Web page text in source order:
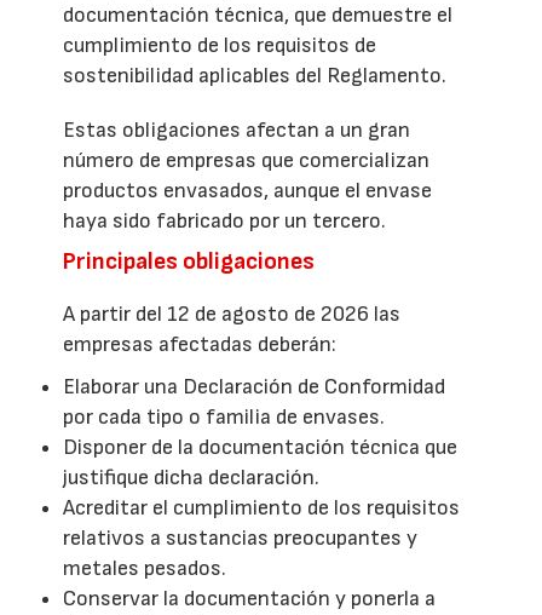
documentación técnica, que demuestre el
cumplimiento de los requisitos de
sostenibilidad aplicables del Reglamento.
Estas obligaciones afectan a un gran
número de empresas que comercializan
productos envasados, aunque el envase
haya sido fabricado por un tercero.
Principales obligaciones
A partir del 12 de agosto de 2026 las
empresas afectadas deberán:
Elaborar una Declaración de Conformidad
por cada tipo o familia de envases.
Disponer de la documentación técnica que
justifique dicha declaración.
Acreditar el cumplimiento de los requisitos
relativos a sustancias preocupantes y
metales pesados.
Conservar la documentación y ponerla a